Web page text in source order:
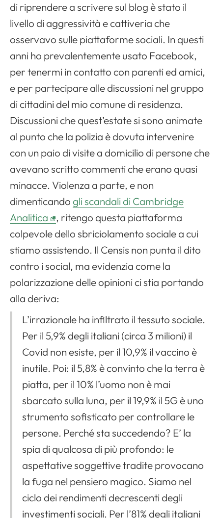
di riprendere a scrivere sul blog è stato il
livello di aggressività e cattiveria che
osservavo sulle piattaforme sociali. In questi
anni ho prevalentemente usato Facebook,
per tenermi in contatto con parenti ed amici,
e per partecipare alle discussioni nel gruppo
di cittadini del mio comune di residenza.
Discussioni che quest’estate si sono animate
al punto che la polizia è dovuta intervenire
con un paio di visite a domicilio di persone che
avevano scritto commenti che erano quasi
minacce. Violenza a parte, e non
dimenticando gli scandali di Cambridge
Analitica
, ritengo questa piattaforma
colpevole dello sbriciolamento sociale a cui
stiamo assistendo. Il Censis non punta il dito
contro i social, ma evidenzia come la
polarizzazione delle opinioni ci stia portando
alla deriva:
L’irrazionale ha infiltrato il tessuto sociale.
Per il 5,9% degli italiani (circa 3 milioni) il
Covid non esiste, per il 10,9% il vaccino è
inutile. Poi: il 5,8% è convinto che la terra è
piatta, per il 10% l’uomo non è mai
sbarcato sulla luna, per il 19,9% il 5G è uno
strumento sofisticato per controllare le
persone. Perché sta succedendo? E’ la
spia di qualcosa di più profondo: le
aspettative soggettive tradite provocano
la fuga nel pensiero magico. Siamo nel
ciclo dei rendimenti decrescenti degli
investimenti sociali. Per l’81% degli italiani